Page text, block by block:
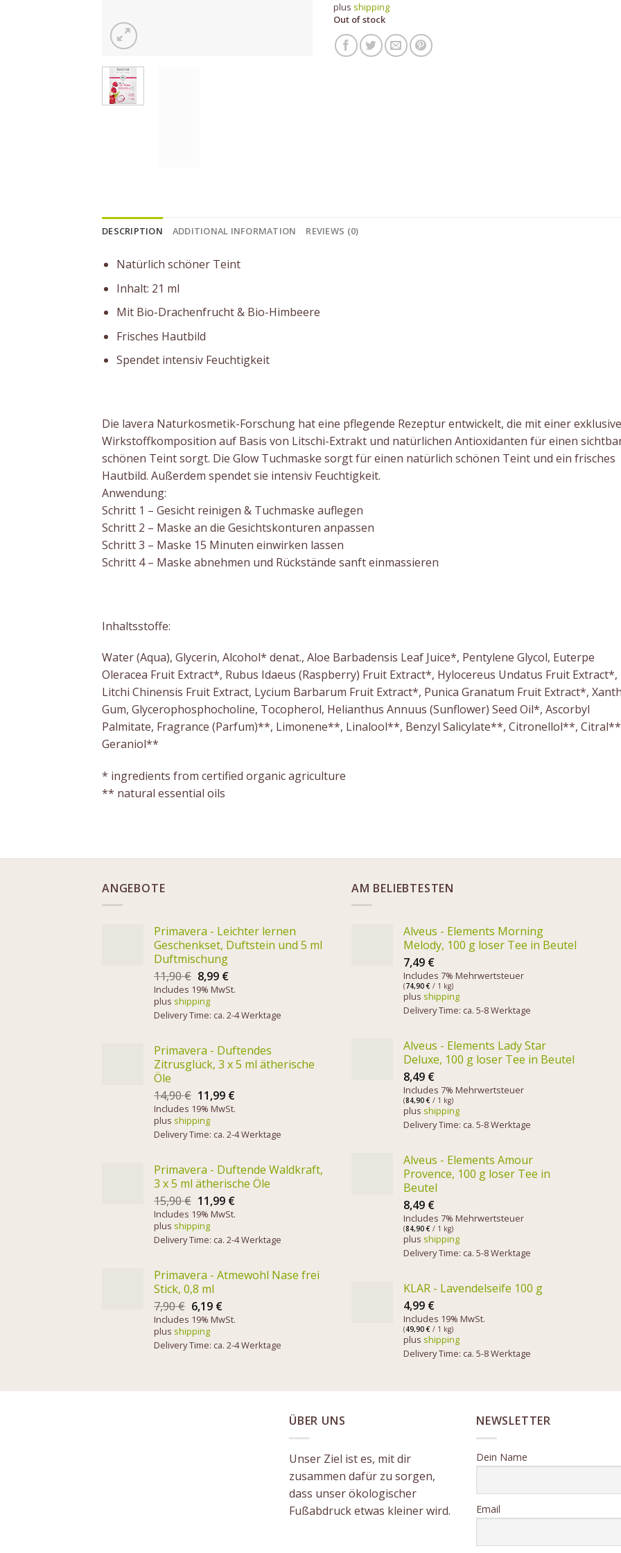
plus shipping
Out of stock
DESCRIPTION ADDITIONAL INFORMATION REVIEWS (0)
Natürlich schöner Teint
Inhalt: 21 ml
Mit Bio-Drachenfrucht & Bio-Himbeere
Frisches Hautbild
Spendet intensiv Feuchtigkeit
Die lavera Naturkosmetik-Forschung hat eine pflegende Rezeptur entwickelt, die mit einer
Wirkstoffkomposition auf Basis von Litschi-Extrakt und natürlichen Antioxidanten für einen
schönen Teint sorgt. Die Glow Tuchmaske sorgt für einen natürlich schönen Teint und ein frisches
Hautbild. Außerdem spendet sie intensiv Feuchtigkeit.
Anwendung:
Schritt 1 – Gesicht reinigen & Tuchmaske auflegen
Schritt 2 – Maske an die Gesichtskonturen anpassen
Schritt 3 – Maske 15 Minuten einwirken lassen
Schritt 4 – Maske abnehmen und Rückstände sanft einmassieren
Inhaltsstoffe:
Water (Aqua), Glycerin, Alcohol* denat., Aloe Barbadensis Leaf Juice*, Pentylene Glycol, Euterpe
Oleracea Fruit Extract*, Rubus Idaeus (Raspberry) Fruit Extract*, Hylocereus Undatus Fruit Extract*,
Litchi Chinensis Fruit Extract, Lycium Barbarum Fruit Extract*, Punica Granatum Fruit Extract*,
Gum, Glycerophosphocholine, Tocopherol, Helianthus Annuus (Sunflower) Seed Oil*, Ascorbyl
Palmitate, Fragrance (Parfum)**, Limonene**, Linalool**, Benzyl Salicylate**, Citronellol**,
Geraniol**
* ingredients from certified organic agriculture
** natural essential oils
ANGEBOTE
Primavera - Leichter lernen
Geschenkset, Duftstein und 5 ml
Duftmischung
11,90€ 8,99 €
Includes 19% MwSt.
plus shipping
Delivery Time: ca. 2-4 Werktage
Primavera - Duftendes
Zitrusglück, 3 x 5 ml ätherische
Öle
14,90€ 11,99 €
Includes 19% MwSt.
plus shipping
Delivery Time: ca. 2-4 Werktage
Primavera - Duftende Waldkraft,
3 x 5 ml ätherische Öle
15,90€ 11,99 €
Includes 19% MwSt.
plus shipping
Delivery Time: ca. 2-4 Werktage
Primavera - Atmewohl Nase frei
Stick, 0,8 ml
7,90€ 6,19 €
Includes 19% MwSt.
plus shipping
Delivery Time: ca. 2-4 Werktage
AM BELIEBTESTEN
Alveus - Elements Morning
Melody, 100 g loser Tee in Beutel
7,49 €
Includes 7% Mehrwertsteuer
(74,90 € / 1 kg)
plus shipping
Delivery Time: ca. 5-8 Werktage
Alveus - Elements Lady Star
Deluxe, 100 g loser Tee in Beutel
8,49 €
Includes 7% Mehrwertsteuer
(84,90 € / 1 kg)
plus shipping
Delivery Time: ca. 5-8 Werktage
Alveus - Elements Amour
Provence, 100 g loser Tee in
Beutel
8,49 €
Includes 7% Mehrwertsteuer
(84,90 € / 1 kg)
plus shipping
Delivery Time: ca. 5-8 Werktage
KLAR - Lavendelseife 100 g
4,99 €
Includes 19% MwSt.
(49,90 € / 1 kg)
plus shipping
Delivery Time: ca. 5-8 Werktage
ÜBER UNS
Unser Ziel ist es, mit dir
zusammen dafür zu sorgen,
dass unser ökologischer
Fußabdruck etwas kleiner wird.
NEWSLETTER
Dein Name
Email